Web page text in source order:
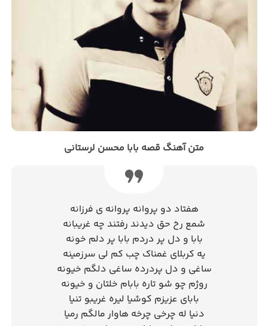
متن آهنگ قصه بابا محسن لرستانی
هفتاد دو پروانه پروانه ی فرزانه
شمع رخ حق دیدند رفتند چه غریبانه
بابا و دل پر دردم بابا پر دلم خونه
یه کربلای غمناک چب کم لی سرزمینه
ساغی و دل پردرده ساغی دلگم خیونه
روژم چو شو تاره بابام خلتان و خیونه
بابای عزیزم کوشیا لیره غریبو تنیا
دنیا له چرخی چرخه هاوار مالگم رمیا